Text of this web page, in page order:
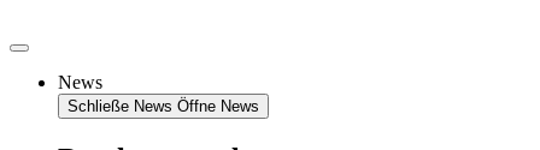
Inhalt
News
Schließe News Öffne News